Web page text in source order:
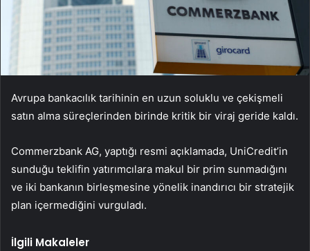
Avrupa bankacılık tarihinin en uzun soluklu ve çekişmeli
satın alma süreçlerinden birinde kritik bir viraj geride kaldı.
Commerzbank AG, yaptığı resmi açıklamada, UniCredit’in
sunduğu teklifin yatırımcılara makul bir prim sunmadığını
ve iki bankanın birleşmesine yönelik inandırıcı bir stratejik
plan içermediğini vurguladı.
İlgili Makaleler